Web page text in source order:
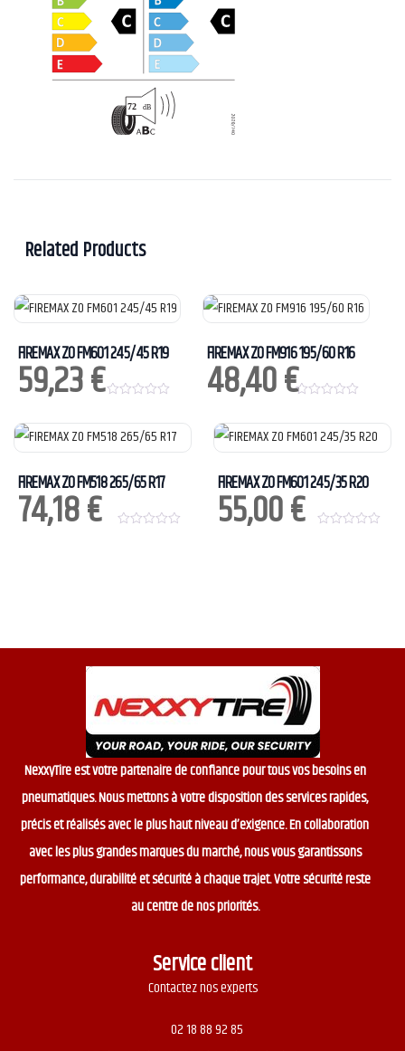
Related Products
FIREMAX ZO FM601 245/45 R19
59,23€
u
t
o
FIREMAX ZO FM916 195/60 R16
48,40€
u
t
o
FIREMAX ZO FM518 265/65 R17
74,18€ FIREMAX ZO FM601 245/35 R20
55,00€
NexxyTire est votre partenaire de confiance pour tous vos besoins en
pneumatiques. Nous mettons à votre disposition des services rapides,
précis et réalisés avec le plus haut niveau d’exigence. En collaboration
avec les plus grandes marques du marché, nous vous garantissons
performance, durabilité et sécurité à chaque trajet. Votre sécurité reste
au centre de nos priorités.
Service client
Contactez nos experts
02 18 88 92 85